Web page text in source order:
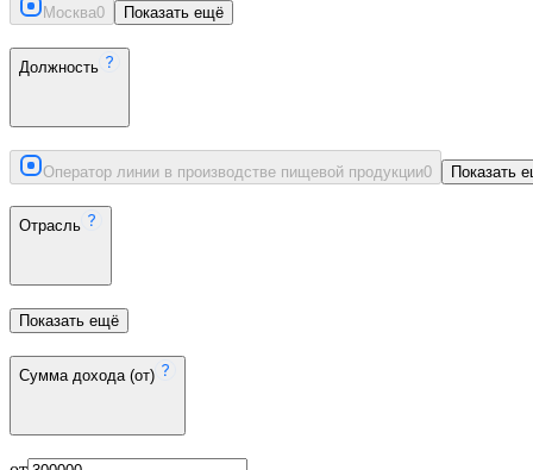
Москва0 Показать ещё
Должность
Оператор линии в производстве пищевой продукции0 Показать
Отрасль
Показать ещё
Сумма дохода (от)